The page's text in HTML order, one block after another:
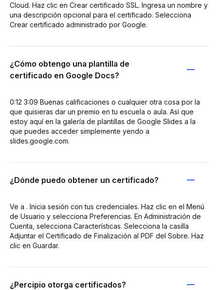
Cloud. Haz clic en Crear certificado SSL. Ingresa un nombre y
una descripción opcional para el certificado. Selecciona
Crear certificado administrado por Google.
¿Cómo obtengo una plantilla de
certificado en Google Docs?
0:12 3:09 Buenas calificaciones o cualquier otra cosa por la
que quisieras dar un premio en tu escuela o aula. Así que
estoy aquí en la galería de plantillas de Google Slides a la
que puedes acceder simplemente yendo a
slides.google.com.
¿Dónde puedo obtener un certificado?
Ve a . Inicia sesión con tus credenciales. Haz clic en el Menú
de Usuario y selecciona Preferencias. En Administración de
Cuenta, selecciona Características. Selecciona la casilla
Adjuntar el Certificado de Finalización al PDF del Sobre. Haz
clic en Guardar.
¿Percipio otorga certificados?